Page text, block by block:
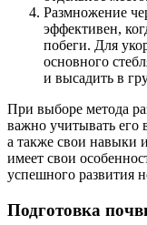
Размножение
эффективен,
побеги. Для
основного
и высадить в
При выборе метода
важно учитывать его
а также свои навыки
имеет свои
успешного развития
Подготовка